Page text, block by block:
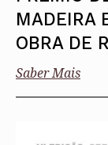
MADEIRA
OBRA DE
Saber Mais